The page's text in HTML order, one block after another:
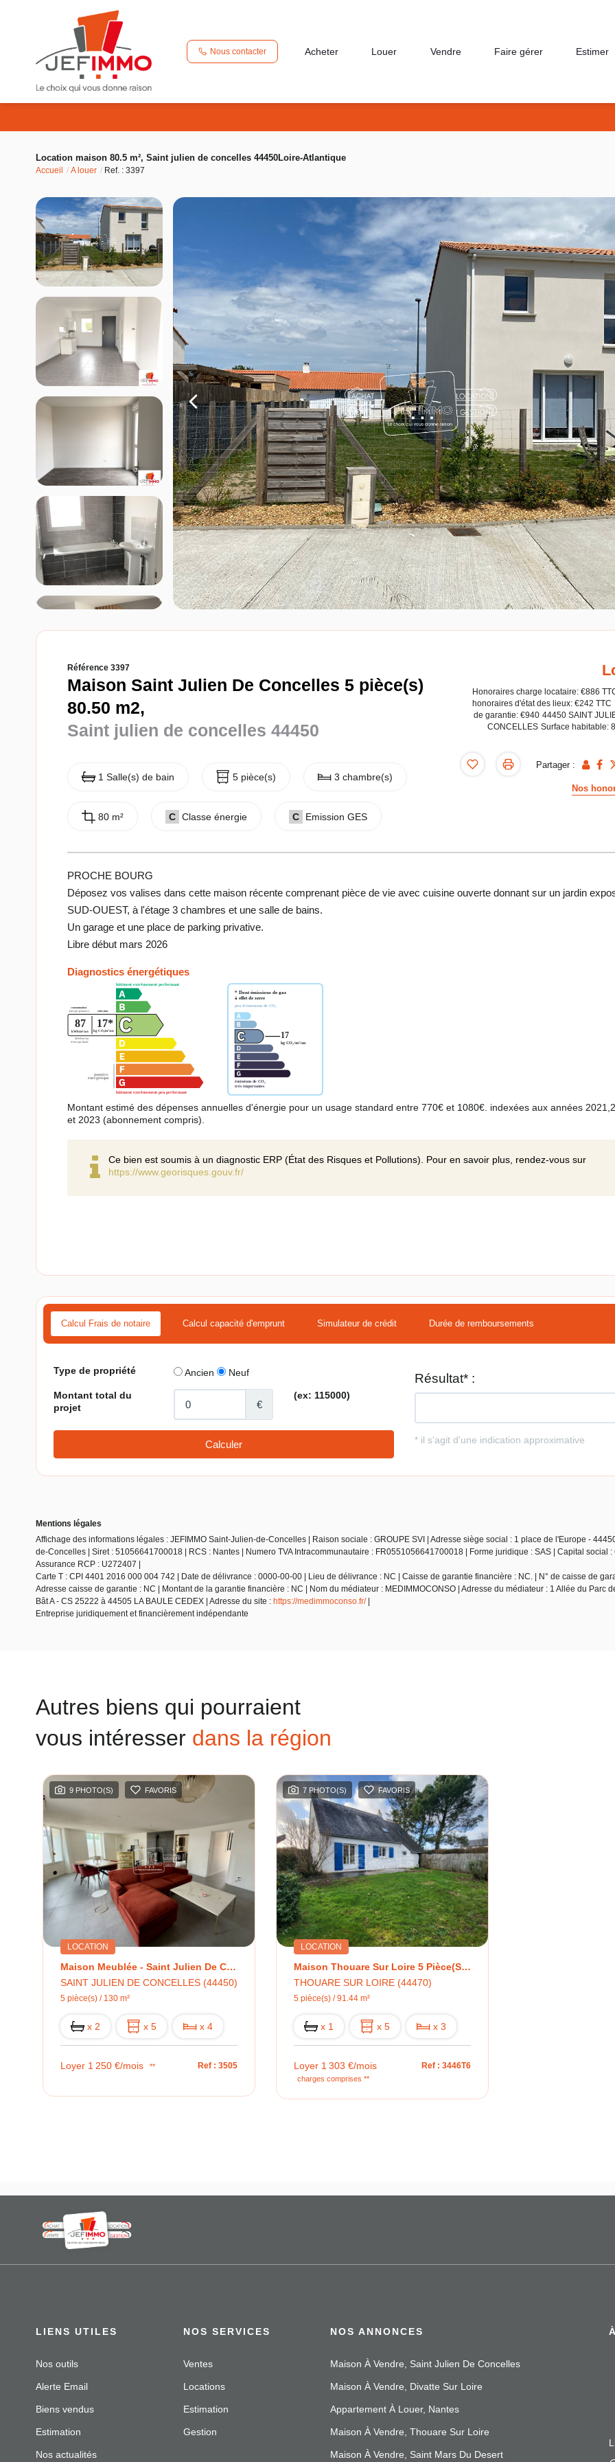
Nous contacter Acheter Louer Vendre Faire gérer Estimer
Location maison 80.5 m², Saint julien de concelles 44450Loire-Atlantique
Accueil A louer Ref. : 3397
Référence 3397
Maison Saint Julien De Concelles 5 pièce(s)
80.50 m2,
Saint julien de concelles 44450
1 Salle(s) de bain 5 pièce(s) 3 chambre(s)
80 m² C Classe énergie C Emission GES
Honoraires charge locataire: €886
honoraires d'état des lieux: €242 TTC
de garantie: €940 44450 SAINT
CONCELLES Surface habitable:
Partager :
Nos
PROCHE BOURG
Déposez vos valises dans cette maison récente comprenant pièce de vie avec cuisine ouverte donnant sur un jardin
SUD-OUEST, à l'étage 3 chambres et une salle de bains.
Un garage et une place de parking privative.
Libre début mars 2026
Diagnostics énergétiques
Montant estimé des dépenses annuelles d'énergie pour un usage standard entre 770€ et 1080€. indexées aux années
et 2023 (abonnement compris).
Ce bien est soumis à un diagnostic ERP (État des Risques et Pollutions). Pour en savoir plus, rendez-vous sur
https://www.georisques.gouv.fr/
Calcul Frais de notaire Calcul capacité d'emprunt Simulateur de crédit Durée de remboursements
Mentions légales
Affichage des informations légales : JEFIMMO Saint-Julien-de-Concelles | Raison sociale : GROUPE SVI | Adresse siège social : 1 place de l'Europe -
de-Concelles | Siret : 51056641700018 | RCS : Nantes | Numero TVA Intracommunautaire : FR0551056641700018 | Forme juridique : SAS | Capital social :
Assurance RCP : U272407 |
Carte T : CPI 4401 2016 000 004 742 | Date de délivrance : 0000-00-00 | Lieu de délivrance : NC | Caisse de garantie financière : NC. | N° de caisse de
Adresse caisse de garantie : NC | Montant de la garantie financière : NC | Nom du médiateur : MEDIMMOCONSO | Adresse du médiateur : 1 Allée du Parc
Bât A - CS 25222 à 44505 LA BAULE CEDEX | Adresse du site : https://medimmoconso.fr/|
Entreprise juridiquement et financièrement indépendante
Autres biens qui pourraient
vous intéresser dans la région
9 PHOTO(S) FAVORIS
LOCATION
Maison Meublée - Saint Julien De Concelles 130 M2
SAINT JULIEN DE CONCELLES (44450)
5 pièce(s) / 130 m²
x 2 x 5 x 4
Loyer 1 250 €/mois ** Ref : 3505
7 PHOTO(S) FAVORIS
LOCATION
Maison Thouare Sur Loire 5 Pièce(s) 91.44m²
THOUARE SUR LOIRE (44470)
5 pièce(s) / 91.44 m²
x 1 x 5 x 3
Loyer 1 303 €/mois
charges comprises **
Ref : 3446T6
LIENS UTILES
Nos outils
Alerte Email
Biens vendus
Estimation
Nos actualités
NOS SERVICES
Ventes
Locations
Estimation
Gestion
NOS ANNONCES
Maison À Vendre, Saint Julien De Concelles
Maison À Vendre, Divatte Sur Loire
Appartement À Louer, Nantes
Maison À Vendre, Thouare Sur Loire
Maison À Vendre, Saint Mars Du Desert